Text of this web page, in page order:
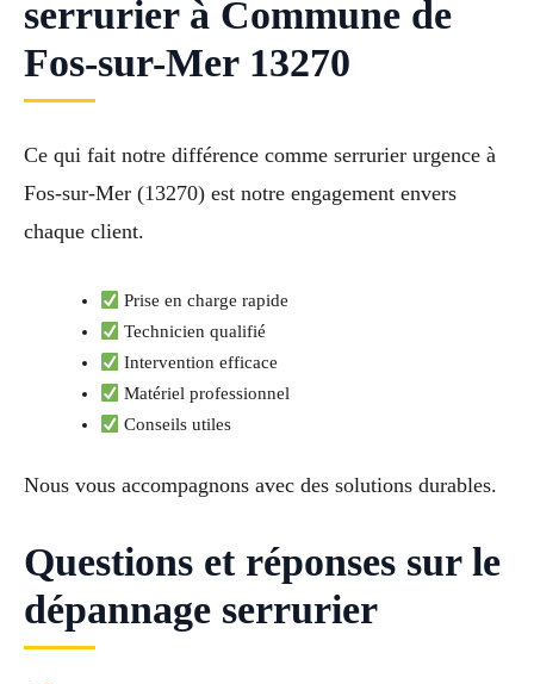
serrurier à Commune de
Fos-sur-Mer 13270
Ce qui fait notre différence comme serrurier urgence à
Fos-sur-Mer (13270) est notre engagement envers
chaque client.
Prise en charge rapide
Technicien qualifié
Intervention efficace
Matériel professionnel
Conseils utiles
Nous vous accompagnons avec des solutions durables.
Questions et réponses sur le
dépannage serrurier